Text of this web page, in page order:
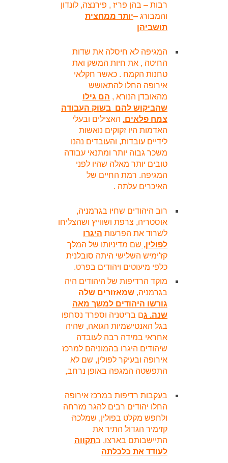
רבות – בהן פריז , פירנצה, לונדון
יותר ממחצית
המגיפה לא חיסלה את שדות
החיטה , את חיות המשק ואת
טחנות הקמח . כאשר חקלאי
אירופה החלו להתאושש
מהאובדן הנורא ,הם גילו
שהביקוש להם בשוק העבודה
צמח פלאים.האצילים ובעלי
האדמות היו זקוקים נואשות
לידיים עובדות, והעובדים נהנו
משכר גבוה יותר ומתנאי עבודה
טובים יותר מאלה שהיו לפני
המגיפה. רמת החיים של
האיכרים עלתה .
רוב היהודים שחיו בגרמניה,
אוסטריה, צרפת ושווייץ ושהצליחו
לשרוד את הפרעותהיגרו
שם מדיניותו של המלך
קז'ימיש השלישי היתה סובלנית
כלפי מיעוטים ויהודים בפרט.
מוקד הרדיפות של היהודים היה
שמאזורים שלה
גורשו היהודים למשך מאה
ם בריטניה וספרד נסחפו
בגל האנטישמיות הגואה, שהיה
אחראי במידה רבה לעובדה
שיהודים היגרו בהמוניהם למרכז
אירופה ובעיקר לפולין, שם לא
התפשטה המגפה באופן נרחב,
בעקבות רדיפות במרכז אירופה
החלו יהודים רבים להגר מזרחה
ולחפש מקלט בפולין, שמלכהּּ
קזימיר הגדול התיר את
התיישבותם בארצו, בתקווה
לעודד את כלכלתה